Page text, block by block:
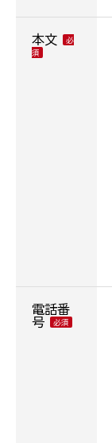
本文
電話番
号